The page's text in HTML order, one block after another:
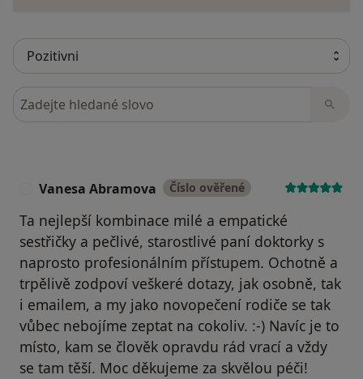
Hledejte v názorech
Vanesa Abramova Číslo ověřené
Ta nejlepší kombinace milé a empatické
sestřičky a pečlivé, starostlivé paní doktorky s
naprosto profesionálním přístupem. Ochotně a
trpělivě zodpoví veškeré dotazy, jak osobně, tak
i emailem, a my jako novopečení rodiče se tak
vůbec nebojíme zeptat na cokoliv. :-) Navíc je to
místo, kam se člověk opravdu rád vrací a vždy
se tam těší. Moc děkujeme za skvělou péči!